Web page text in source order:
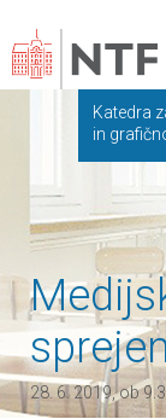
Katedra
in
28. 6. 2019, ob